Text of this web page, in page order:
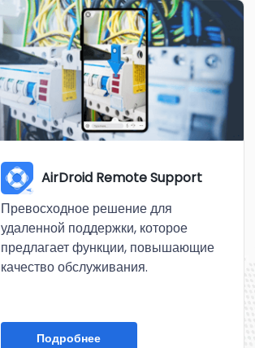
AirDroid Remote Support
Превосходное решение для
удаленной поддержки, которое
предлагает функции, повышающие
качество обслуживания.
Подробнее